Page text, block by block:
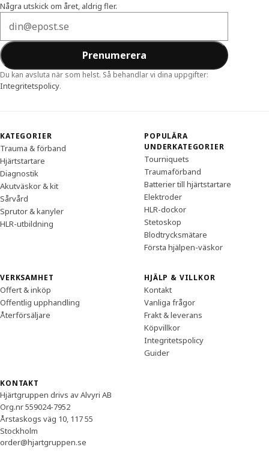
Några utskick om året, aldrig fler.
Prenumerera
Du kan avsluta när som helst. Så behandlar vi dina uppgifter:
Integritetspolicy.
KATEGORIER
Trauma & förband
Hjärtstartare
Diagnostik
Akutväskor & kit
Sårvård
Sprutor & kanyler
HLR-utbildning
POPULÄRA
UNDERKATEGORIER
Tourniquets
Traumaförband
Batterier till hjärtstartare
Elektroder
HLR-dockor
Stetoskop
Blodtrycksmätare
Första hjälpen-väskor
VERKSAMHET
Offert & inköp
Offentlig upphandling
Återförsäljare
HJÄLP & VILLKOR
Kontakt
Vanliga frågor
Frakt & leverans
Köpvillkor
Integritetspolicy
Guider
KONTAKT
Hjärtgruppen drivs av Alvyri AB
Org.nr 559024-7952
Årstaskogs väg 10, 117 55
Stockholm
order@hjartgruppen.se